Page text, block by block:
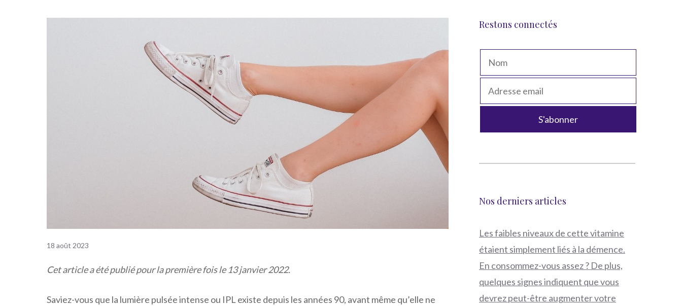
18 août 2023
Cet article a été publié pour la première fois le 13 janvier 2022.
Saviez-vous que la lumière pulsée intense ou IPL existe depuis les années 90, avant même qu’elle ne
Restons connectés
Nos derniers articles
Les faibles niveaux de cette vitamine
étaient simplement liés à la démence.
En consommez-vous assez ? De plus,
quelques signes indiquent que vous
devrez peut-être augmenter votre